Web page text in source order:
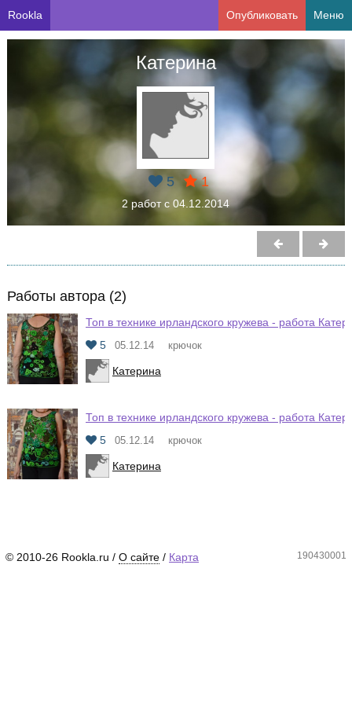
Rookla Опубликовать Меню
Катерина
5 1
2 работ с 04.12.2014
Работы автора (2)
Топ в технике ирландского кружева - работа
5
05.12.14 крючок
Катерина
Топ в технике ирландского кружева - работа
5
05.12.14 крючок
Катерина
© 2010-26 Rookla.ru / О сайте / Карта 190430001